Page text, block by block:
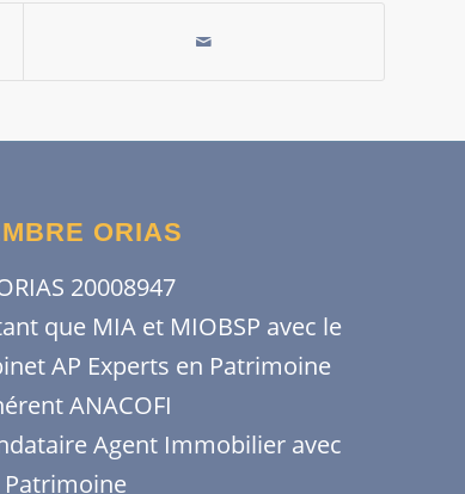
ORIAS
20008947
que MIA et MIOBSP avec le
AP Experts en Patrimoine
ANACOFI
Agent Immobilier avec
Patrimoine